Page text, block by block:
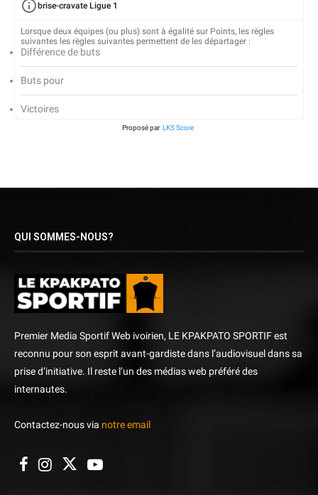
brise-cravate Ligue 1
Lorsque deux équipes (ou plus) sont à égalité sur Points, les règles
suivantes les règles suivantes permettent de les départager :
Différence de buts
Buts pour
Victoires
Proposé par LKS Score
QUI SOMMES-NOUS?
Premier Media Sportif Web ivoirien, LE KPAKPATO SPORTIF est
reconnu pour son esprit avant-gardiste dans l’audiovisuel dans sa
prise d’initiative. Il reste l’un des médias web préféré des
internautes.
Contactez-nous via notre email